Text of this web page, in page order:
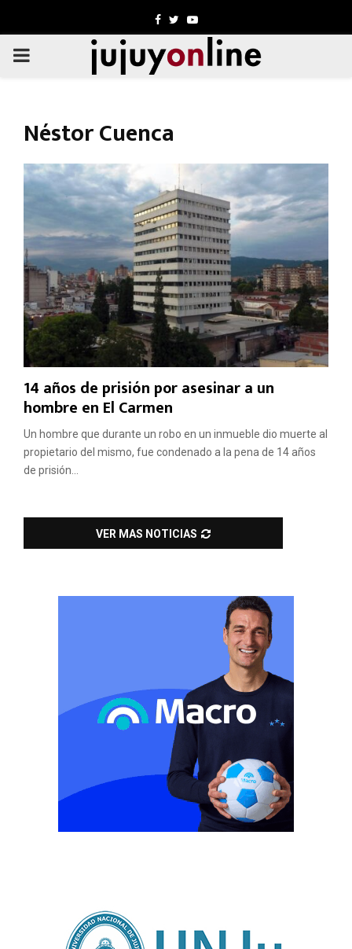
Facebook
TwitterYoutube
PRIMARY
Néstor Cuenca
14 años de prisión por asesinar a un
hombre en El Carmen
Un hombre que durante un robo en un inmueble dio muerte al
propietario del mismo, fue condenado a la pena de 14 años
de prisión...
VER MAS NOTICIAS